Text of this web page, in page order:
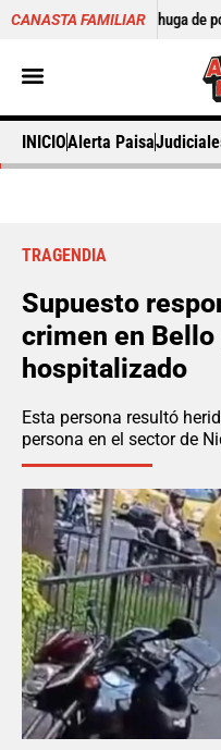
CANASTA FAMILIAR
Pechuga de pollo$ 14.800,00
INICIOAlerta Paisa
TRAGENDIA
Supuesto
crimen en
hospitalizado
Esta persona resultó
persona en el sector de